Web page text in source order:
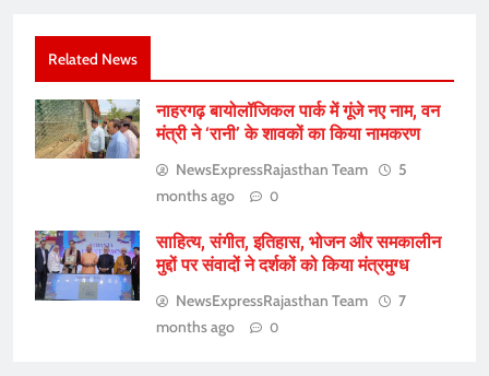
Related News
नाहरगढ़ बायोलॉजिकल पार्क में गूंजे नए नाम, वन
मंत्री ने ‘रानी’ के शावकों का किया नामकरण
NewsExpressRajasthan Team
5
months ago
0
साहित्य, संगीत, इतिहास, भोजन और समकालीन
मुद्दों पर संवादों ने दर्शकों को किया मंत्रमुग्ध
NewsExpressRajasthan Team
7
months ago
0